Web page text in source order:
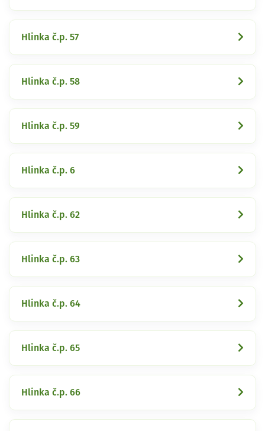
Hlinka č.p. 57
Hlinka č.p. 58
Hlinka č.p. 59
Hlinka č.p. 6
Hlinka č.p. 62
Hlinka č.p. 63
Hlinka č.p. 64
Hlinka č.p. 65
Hlinka č.p. 66